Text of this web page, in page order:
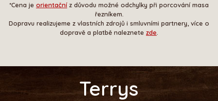
*Cena je orientační z důvodu možné odchylky při porcování masa
řezníkem.
Dopravu realizujeme z vlastních zdrojů i smluvními partnery, více o
dopravě a platbě naleznete zde.
Terrys